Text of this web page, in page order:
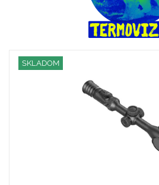
SKLADOM